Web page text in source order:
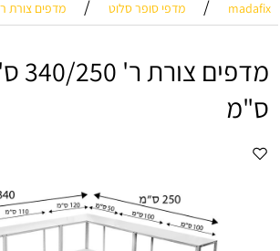
madafix
/ מדפי סופר סלוט / מדפים צורת ר
ס"מ